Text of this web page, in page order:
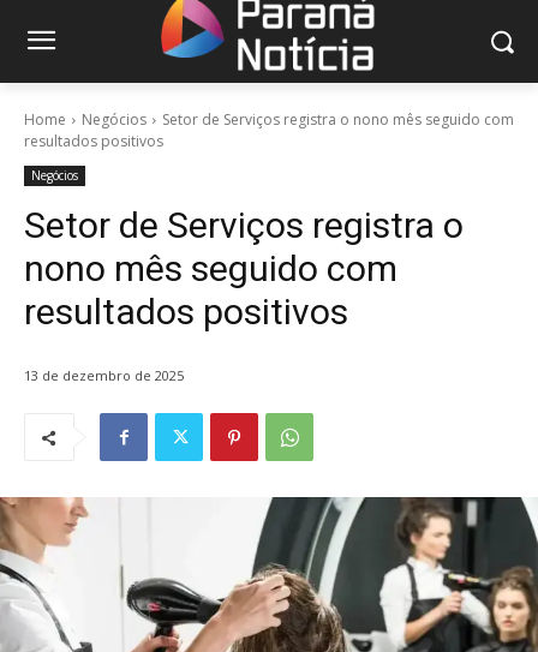
Home Negócios
Setor de Serviços registra o nono mês seguido com
resultados positivos
Negócios
Setor de Serviços registra o
nono mês seguido com
resultados positivos
13 de dezembro de 2025